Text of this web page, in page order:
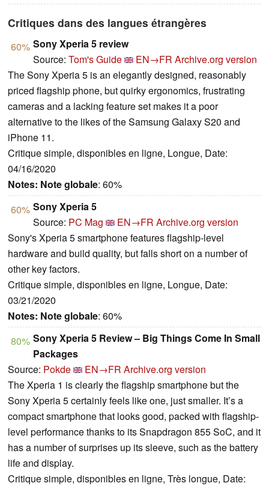
Critiques dans des langues étrangères
60% Sony Xperia 5 review
Source: Tom's Guide EN→FR Archive.org version
The Sony Xperia 5 is an elegantly designed, reasonably
priced flagship phone, but quirky ergonomics, frustrating
cameras and a lacking feature set makes it a poor
alternative to the likes of the Samsung Galaxy S20 and
iPhone 11.
Critique simple, disponibles en ligne, Longue, Date:
04/16/2020
Notes: Note globale: 60%
60% Sony Xperia 5
Source: PC Mag EN→FR Archive.org version
Sony's Xperia 5 smartphone features flagship-level
hardware and build quality, but falls short on a number of
other key factors.
Critique simple, disponibles en ligne, Longue, Date:
03/21/2020
Notes: Note globale: 60%
80% Sony Xperia 5 Review – Big Things Come In Small
Packages
Source: Pokde EN→FR Archive.org version
The Xperia 1 is clearly the flagship smartphone but the
Sony Xperia 5 certainly feels like one, just smaller. It’s a
compact smartphone that looks good, packed with flagship-
level performance thanks to its Snapdragon 855 SoC, and it
has a number of surprises up its sleeve, such as the battery
life and display.
Critique simple, disponibles en ligne, Très longue, Date: